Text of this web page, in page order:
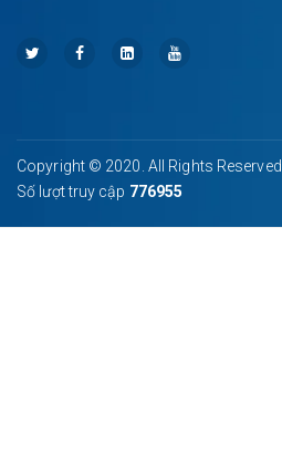
Copyright © 2020. All Rights Reserved.
Số lượt truy cập 776955